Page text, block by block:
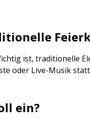
ist, traditionelle
oder Live-Musik
ein?